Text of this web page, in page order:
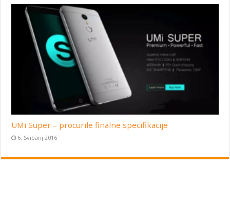
UMi Super – procurile finalne specifikacije
6. Svibanj 2016